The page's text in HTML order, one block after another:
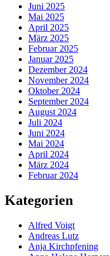
Juni 2025
Mai 2025
April 2025
März 2025
Februar 2025
Januar 2025
Dezember 2024
November 2024
Oktober 2024
September 2024
August 2024
Juli 2024
Juni 2024
Mai 2024
April 2024
März 2024
Februar 2024
Kategorien
Alfred Voigt
Andreas Lutz
Anja Kirchpfening